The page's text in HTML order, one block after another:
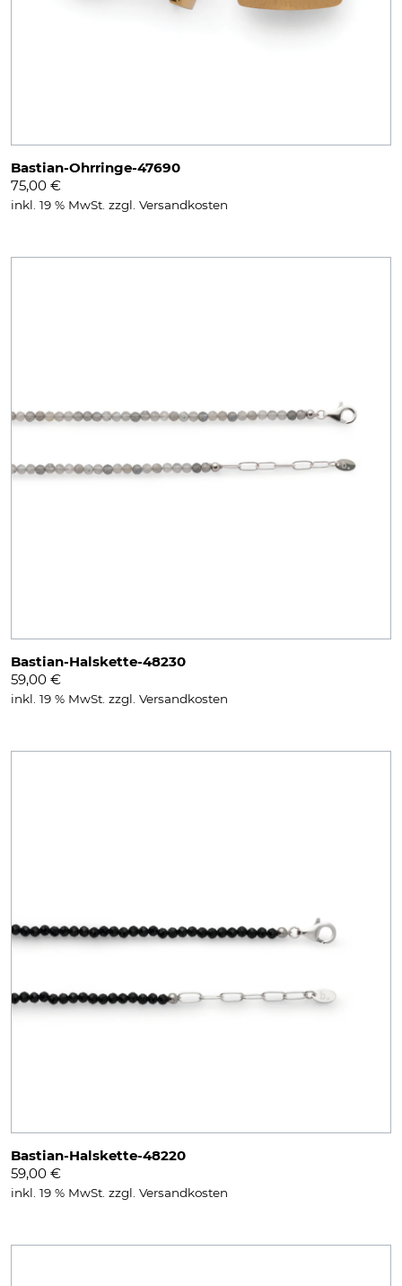
Bastian-Ohrringe-47690
75,00 €
inkl. 19 % MwSt. zzgl. Versandkosten
Bastian-Halskette-48230
59,00 €
inkl. 19 % MwSt. zzgl. Versandkosten
Bastian-Halskette-48220
59,00 €
inkl. 19 % MwSt. zzgl. Versandkosten